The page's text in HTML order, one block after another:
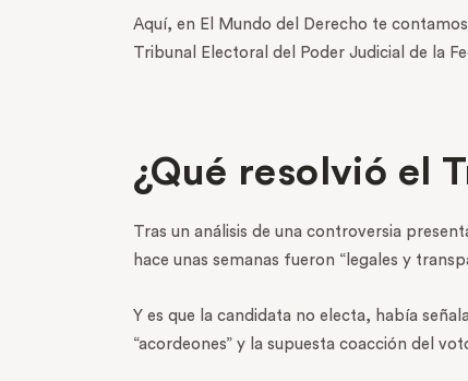
Aquí, en El Mundo del Derecho te
Tribunal Electoral del Poder Judicial de la
¿Qué resolvió el
Tras un análisis de una controversia
hace unas semanas fueron “legales y
Y es que la candidata no electa, había
“acordeones” y la supuesta coacción del